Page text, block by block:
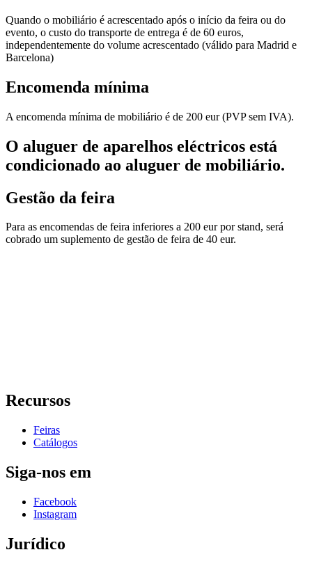
Quando o mobiliário é acrescentado após o início da feira ou do
evento, o custo do transporte de entrega é de 60 euros,
independentemente do volume acrescentado (válido para Madrid e
Barcelona)
Encomenda mínima
A encomenda mínima de mobiliário é de 200 eur (PVP sem IVA).
O aluguer de aparelhos eléctricos está
condicionado ao aluguer de mobiliário.
Gestão da feira
Para as encomendas de feira inferiores a 200 eur por stand, será
cobrado um suplemento de gestão de feira de 40 eur.
Recursos
Feiras
Catálogos
Siga-nos em
Facebook
Instagram
Jurídico